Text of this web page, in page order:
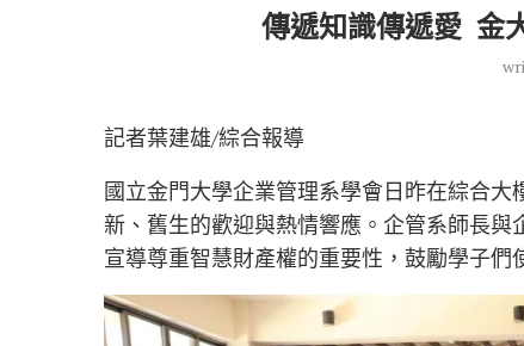
傳遞知識傳遞愛 金
記者葉建雄/綜合報導
國立金門大學企業管理系學會日昨在綜合
新、舊生的歡迎與熱情響應。企管系師長
宣導尊重智慧財產權的重要性，鼓勵學子們